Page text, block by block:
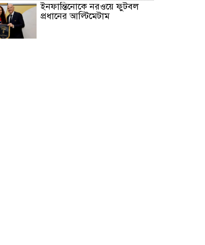
ইনফান্তিনোকে নরওয়ে ফুটবল
প্রধানের আল্টিমেটাম